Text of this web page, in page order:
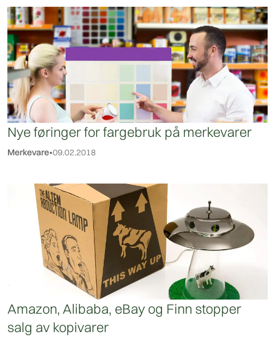
Nye føringer for fargebruk på merkevarer
Merkevare•09.02.2018
Amazon, Alibaba, eBay og Finn stopper
salg av kopivarer